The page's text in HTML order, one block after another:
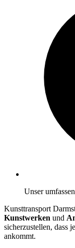
Unser
Kunsttransport
Kunstwerken und
sicherzustellen, dass
ankommt.